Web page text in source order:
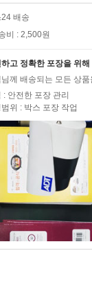
배송
비 : 2,500원
하고 정확한 포장을 위
님께 배송되는 모든 상
: 안전한 포장 관리
위 : 박스 포장 작업